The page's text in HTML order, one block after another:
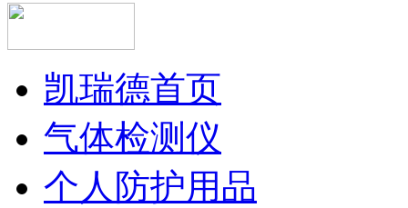
凯瑞德首页
气体检测仪
个人防护用品